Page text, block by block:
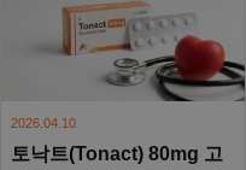
2026.04.10
토낙트(Tonact) 80mg 고